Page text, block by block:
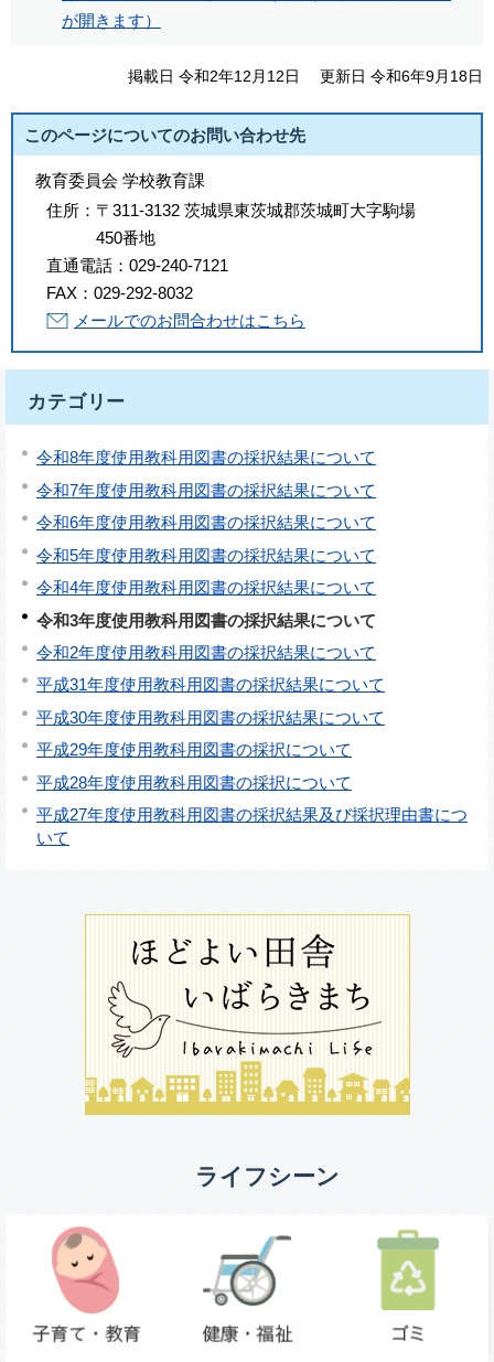
が開きます）
掲載日 令和2年12月12日 更新日 令和6年9月18日
このページについてのお問い合わせ先
教育委員会 学校教育課
住所： 〒311-3132 茨城県東茨城郡茨城町大字駒場
450番地
直通電話： 029-240-7121
FAX： 029-292-8032
メールでのお問合わせはこちら
カテゴリー
令和8年度使用教科用図書の採択結果について
令和7年度使用教科用図書の採択結果について
令和6年度使用教科用図書の採択結果について
令和5年度使用教科用図書の採択結果について
令和4年度使用教科用図書の採択結果について
令和3年度使用教科用図書の採択結果について
令和2年度使用教科用図書の採択結果について
平成31年度使用教科用図書の採択結果について
平成30年度使用教科用図書の採択結果について
平成29年度使用教科用図書の採択について
平成28年度使用教科用図書の採択について
平成27年度使用教科用図書の採択結果及び採択理由書につ
いて
ライフシーン